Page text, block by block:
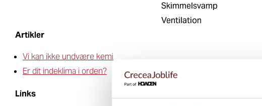
Skimmelsvamp
Ventilation
Artikler
Vi kan ikke undvære kemi
Er dit indeklima i orden?
Links